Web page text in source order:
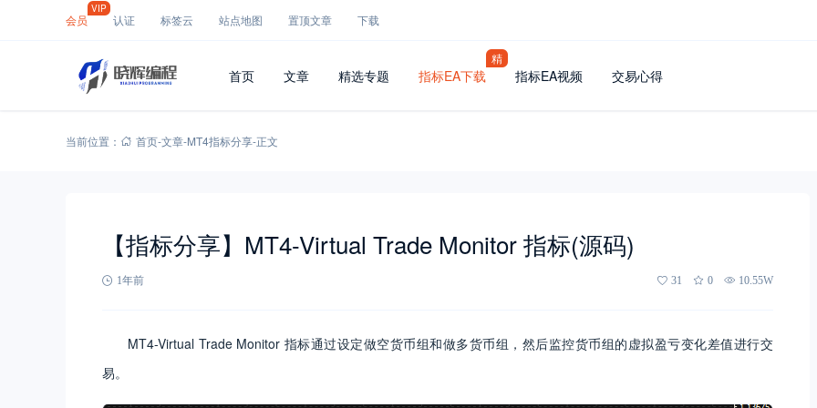
会员
VIP
认证 标签云 站点地图 置顶文章 下载
首页 文章 精选专题 指标EA下载
精
指标EA视频 交易心得
当前位置： 首页-文章-MT4指标分享-正文
【指标分享】MT4-Virtual Trade Monitor 指标(源码)
1年前 31 0 10.55W
MT4-Virtual Trade Monitor 指标通过设定做空货币组和做多货币组，然后监控货币组的虚拟盈亏变化差值进行交
易。